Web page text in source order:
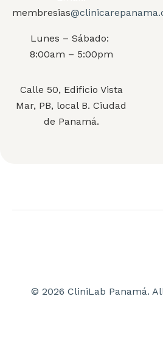
membresias
Lunes – Sábado:
8:00am – 5:00pm
Calle 50, Edificio Vista
Mar, PB, local B. Ciudad
de Panamá.
© 2026 CliniLab Panamá.